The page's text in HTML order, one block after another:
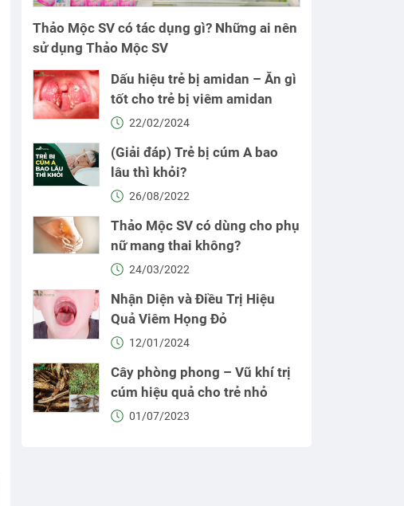
Thảo Mộc SV có tác dụng gì? Những ai nên
sử dụng Thảo Mộc SV
Dấu hiệu trẻ bị amidan – Ăn gì
tốt cho trẻ bị viêm amidan
22/02/2024
(Giải đáp) Trẻ bị cúm A bao
lâu thì khỏi?
26/08/2022
Thảo Mộc SV có dùng cho phụ
nữ mang thai không?
24/03/2022
Nhận Diện và Điều Trị Hiệu
Quả Viêm Họng Đỏ
12/01/2024
Cây phòng phong – Vũ khí trị
cúm hiệu quả cho trẻ nhỏ
01/07/2023